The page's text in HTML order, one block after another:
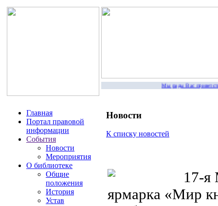
Мы рады Вас
Главная
Портал правовой
информации
События
Новости
Мероприятия
О библиотеке
Общие
положения
История
Устав
Новости
К списку новостей
17-я
ярмарка «Мир